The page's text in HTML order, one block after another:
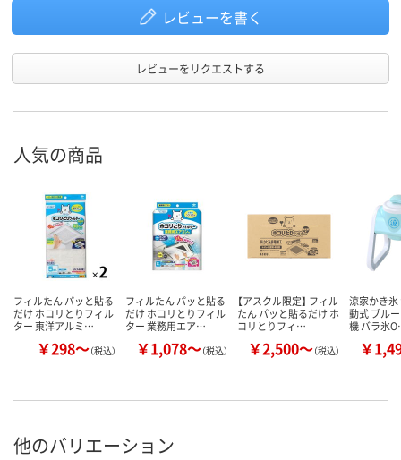
レビューを書く
レビューをリクエストする
人気の商品
フィルたん パッと貼る
だけ ホコリとりフィル
ター 東洋アルミ…
￥298～（税込）
フィルたん パッと貼る
だけ ホコリとりフィル
ター 業務用エア…
￥1,078～（税込）
【アスクル限定】 フィル
たん パッと貼るだけ ホ
コリとりフィ…
￥2,500～（税込）
涼家かき氷
動式 ブル
機 バラ氷
￥
他のバリエーション